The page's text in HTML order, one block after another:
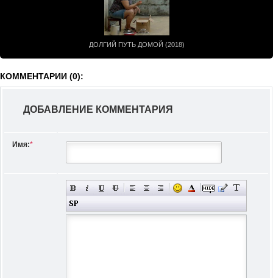
ДОЛГИЙ ПУТЬ ДОМОЙ (2018)
КОММЕНТАРИИ (0):
ДОБАВЛЕНИЕ КОММЕНТАРИЯ
Имя:*